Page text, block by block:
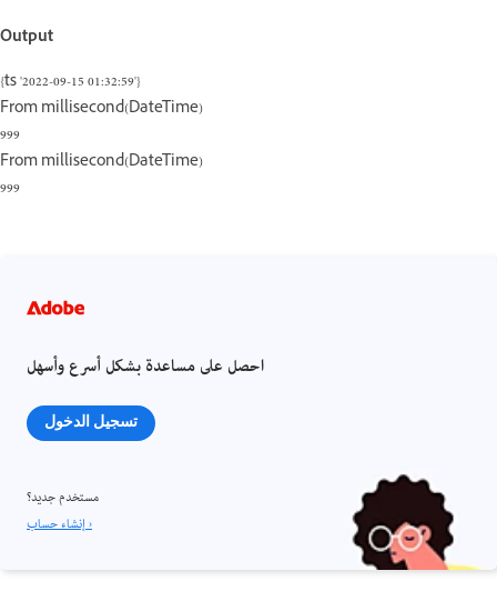
Output
{ts '2022-09-15 01:32:59'}
From millisecond(DateTime)
999
From millisecond(DateTime)
999
احصل على مساعدة بشكل أسرع وأسهل
تسجيل الدخول
مستخدم جديد؟
إنشاء حساب ›